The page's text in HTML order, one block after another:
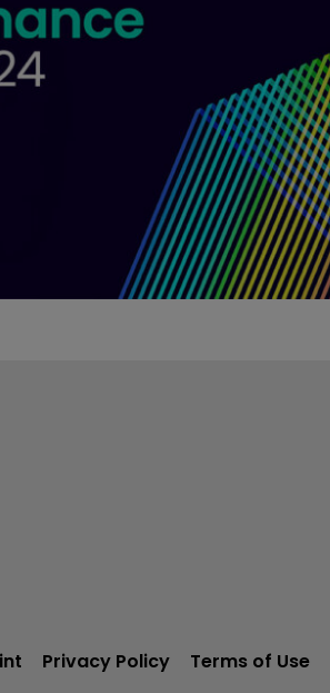
Privacy Policy Terms of Use